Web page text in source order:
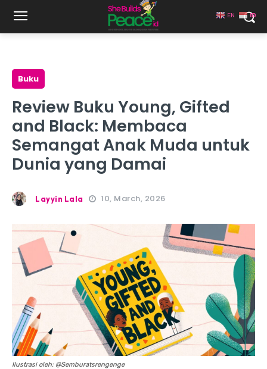
Buku
Review Buku Young, Gifted
and Black: Membaca
Semangat Anak Muda untuk
Dunia yang Damai
Layyin Lala 10, March, 2026
Ilustrasi oleh: @Semburatsrengenge
EN ID